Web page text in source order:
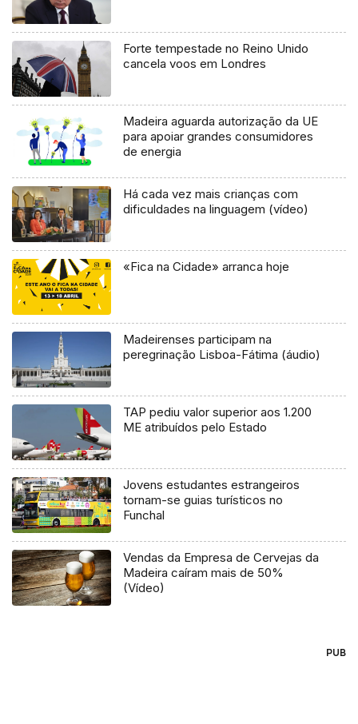
Forte tempestade no Reino Unido
cancela voos em Londres
Madeira aguarda autorização da UE
para apoiar grandes consumidores
de energia
Há cada vez mais crianças com
dificuldades na linguagem (vídeo)
«Fica na Cidade» arranca hoje
Madeirenses participam na
peregrinação Lisboa-Fátima (áudio)
TAP pediu valor superior aos 1.200
ME atribuídos pelo Estado
Jovens estudantes estrangeiros
tornam-se guias turísticos no
Funchal
Vendas da Empresa de Cervejas da
Madeira caíram mais de 50%
(Vídeo)
PUB